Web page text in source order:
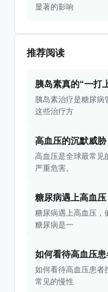
显著的影响
推荐阅读
胰岛素真的“一打
胰岛素治疗是糖尿病
这些治疗方
高血压的沉默威
高血压是全球最常见
严重危害。
糖尿病遇上高血
糖尿病遇上高血压，
糖尿病是一
如何看待高血压
如何看待高血压患者
常见的慢性